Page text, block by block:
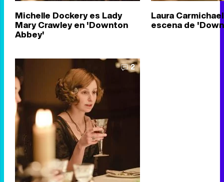
Michelle Dockery es Lady
Mary Crawley en 'Downton
Abbey'
Laura
escena de
2